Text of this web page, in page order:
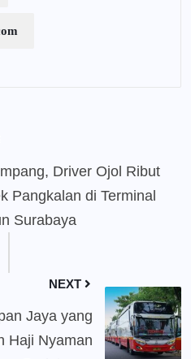
Driver Ojol Ribut
Pangkalan di Terminal
Surabaya
NEXT
Jaya yang
Haji Nyaman